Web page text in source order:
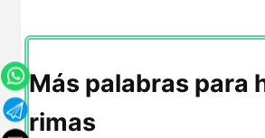
Más palabras para
rimas